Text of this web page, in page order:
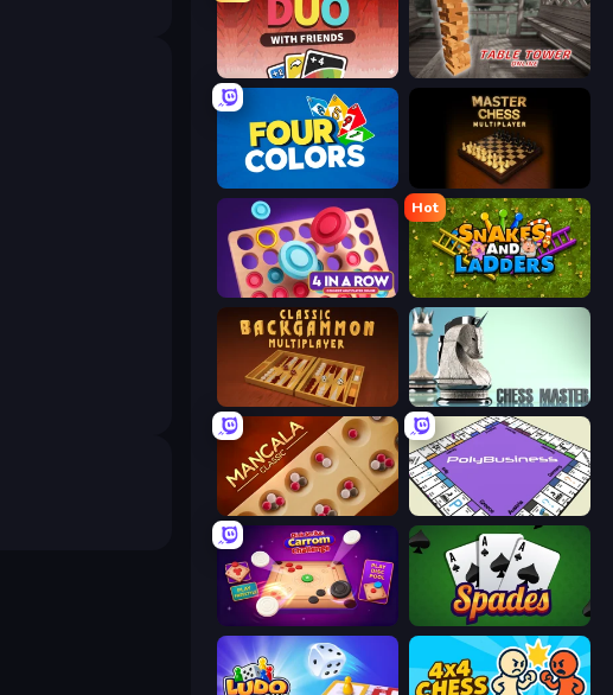
DUO With Friends Table Tower Online
Master Chess
Connect 4 Online Multiplayer
Hot
Serpents et échelles
Backgammon Online Chess Master
Mancala Classic PolyBusiness (Unofficial Monopoly)
Spades